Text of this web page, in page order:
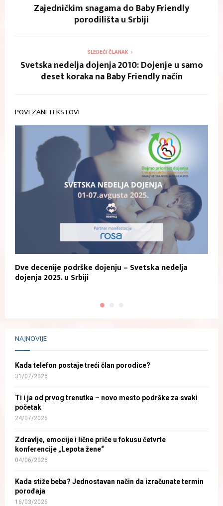
Zajedničkim snagama do Baby Friendly
porodilišta u Srbiji
SLEDEĆI ČLANAK
Svetska nedelja dojenja 2010: Dojenje u samo
deset koraka na Baby Friendly način
POVEZANI TEKSTOVI
Dve decenije podrške dojenju – Svetska nedelja
dojenja 2025. u Srbiji
NAJNOVIJE
Kada telefon postaje treći član porodice?
31/07/2026
Ti i ja od prvog trenutka – novo mesto podrške za svaki
početak
24/07/2026
Zdravlje, emocije i lične priče u fokusu četvrte
konferencije „Lepota žene“
04/06/2026
Kada stiže beba? Jednostavan način da izračunate termin
porođaja
16/03/2026